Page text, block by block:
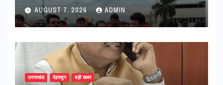
सूर्या ने की देश व प्रदेशवासियों के कल्याण
की कामना
AUGUST 7, 2026 ADMIN
उत्तराखंड देहरादून बड़ी खबर